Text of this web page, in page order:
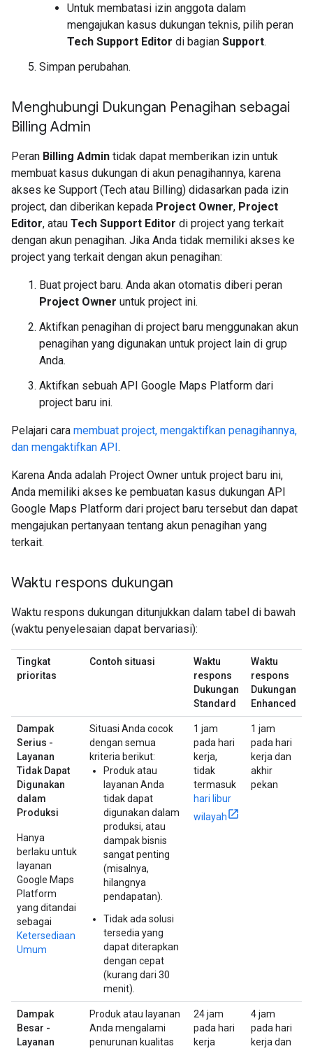
Untuk membatasi izin anggota dalam
mengajukan kasus dukungan teknis, pilih peran
Tech Support Editor di bagian Support.
Simpan perubahan.
Menghubungi Dukungan Penagihan sebagai
Billing Admin
Peran Billing Admin tidak dapat memberikan izin untuk
membuat kasus dukungan di akun penagihannya, karena
akses ke Support (Tech atau Billing) didasarkan pada izin
project, dan diberikan kepada Project Owner, Project
Editor, atau Tech Support Editor di project yang terkait
dengan akun penagihan. Jika Anda tidak memiliki akses ke
project yang terkait dengan akun penagihan:
Buat project baru. Anda akan otomatis diberi peran
Project Owner untuk project ini.
Aktifkan penagihan di project baru menggunakan akun
penagihan yang digunakan untuk project lain di grup
Anda.
Aktifkan sebuah API Google Maps Platform dari
project baru ini.
Pelajari cara membuat project, mengaktifkan penagihannya,
dan mengaktifkan API.
Karena Anda adalah Project Owner untuk project baru ini,
Anda memiliki akses ke pembuatan kasus dukungan API
Google Maps Platform dari project baru tersebut dan dapat
mengajukan pertanyaan tentang akun penagihan yang
terkait.
Waktu respons dukungan
Waktu respons dukungan ditunjukkan dalam tabel di bawah
(waktu penyelesaian dapat bervariasi):
Tingkat
prioritas
Contoh situasi
Waktu
respons
Dukungan
Standard
Waktu
respons
Dukungan
Enhanced
Dampak
Serius -
Layanan
Tidak Dapat
Digunakan
dalam
Produksi
Hanya
berlaku untuk
layanan
Google Maps
Platform
yang ditandai
sebagai
Ketersediaan
Umum
Situasi Anda cocok
dengan semua
kriteria berikut:
Produk atau
layanan Anda
tidak dapat
digunakan dalam
produksi, atau
dampak bisnis
sangat penting
(misalnya,
hilangnya
pendapatan).
Tidak ada solusi
tersedia yang
dapat diterapkan
dengan cepat
(kurang dari 30
menit).
1 jam
pada hari
kerja,
tidak
termasuk
hari libur
wilayah
1 jam
pada hari
kerja dan
akhir
pekan
Dampak
Besar -
Layanan
Produk atau layanan
Anda mengalami
penurunan kualitas
24 jam
pada hari
kerja
4 jam
pada hari
kerja dan